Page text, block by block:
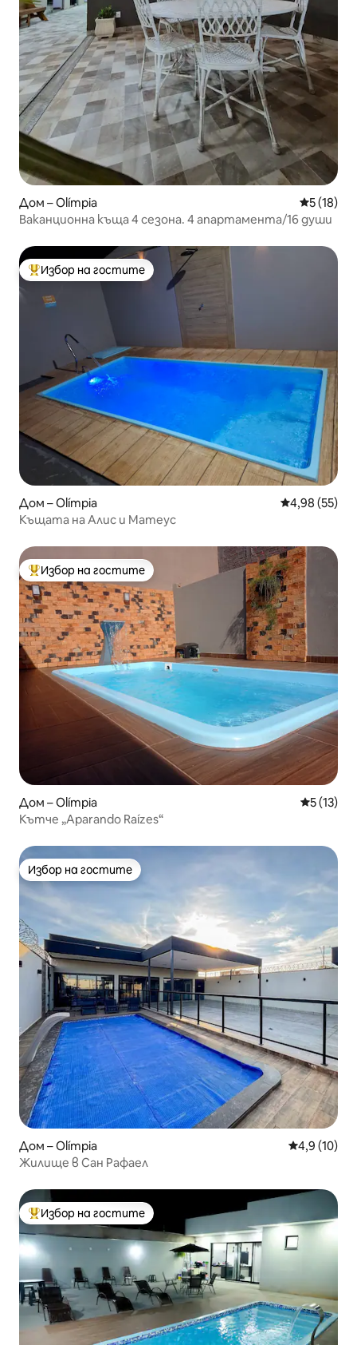
Дом – Olímpia Средна
5 (18)
Ваканционна къща 4 сезона. 4 апартамента/16 души
Най-популярен избор на гостите
Избор на гостите
Дом – Olímpia Средна
4,98 (55)
Къщата на Алис и Матеус
Най-популярен избор на гостите
Избор на гостите
Дом – Olímpia Средна
5 (13)
Кътче „Aparando Raízes“
Избор на гостите
Избор на гостите
Дом – Olímpia Средна
4,9 (10)
Жилище в Сан Рафаел
Най-популярен избор на гостите
Избор на гостите